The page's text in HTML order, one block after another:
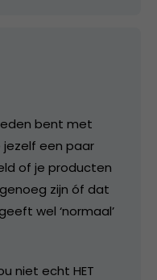
bent met
een paar
of je producten
zijn óf dat
wel ‘normaal’
niet echt HET